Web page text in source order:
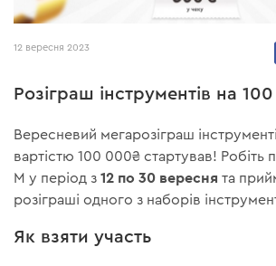
12 вересня 2023
Розіграш інструментів на
Вересневий мегарозіграш
вартістю 100 000₴ стартував! Робіть
M у період з12 по 30 вереснята
розіграші одного з наборів
Як взяти участь